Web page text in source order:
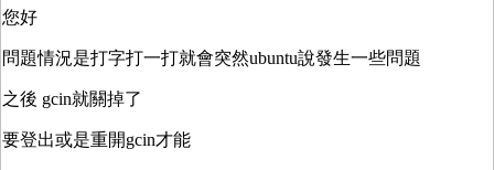
您好
問題情況是打字打一打就會突然ubuntu說發生一些問題
之後 gcin就關掉了
要登出或是重開gcin才能